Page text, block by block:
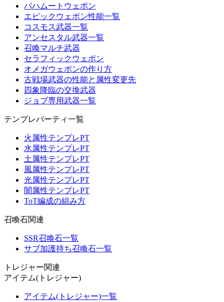
バハムートウェポン
エピックウェポン性能一覧
コスモス武器一覧
アンセスタル武器一覧
召喚マルチ武器
セラフィックウェポン
オメガウェポンの作り方
古戦場武器の性能と属性変更先
四象降臨の交換武器
ジョブ専用武器一覧
テンプレパーティ一覧
火属性テンプレPT
水属性テンプレPT
土属性テンプレPT
風属性テンプレPT
光属性テンプレPT
闇属性テンプレPT
ToT編成の組み方
召喚石関連
SSR召喚石一覧
サブ加護持ち召喚石一覧
トレジャー関連
アイテム(トレジャー)
アイテム(トレジャー)一覧